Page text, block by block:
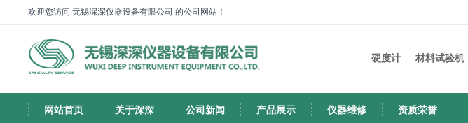
欢迎您访问 无锡深深仪器设备有限公司 的公司网站！
硬度计 材料试验机
网站首页 关于深深 公司新闻 产品展示 仪器维修 资质荣誉